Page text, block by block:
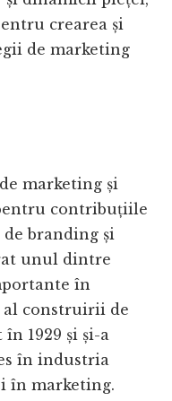
crearea și
de marketing
marketing și
contribuțiile
branding și
unul dintre
în
construirii de
1929 și și-a
în industria
în marketing.